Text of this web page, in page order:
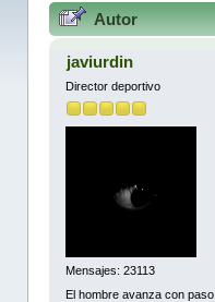
Autor
javiurdin
Director deportivo
Mensajes: 23113
El hombre avanza con paso